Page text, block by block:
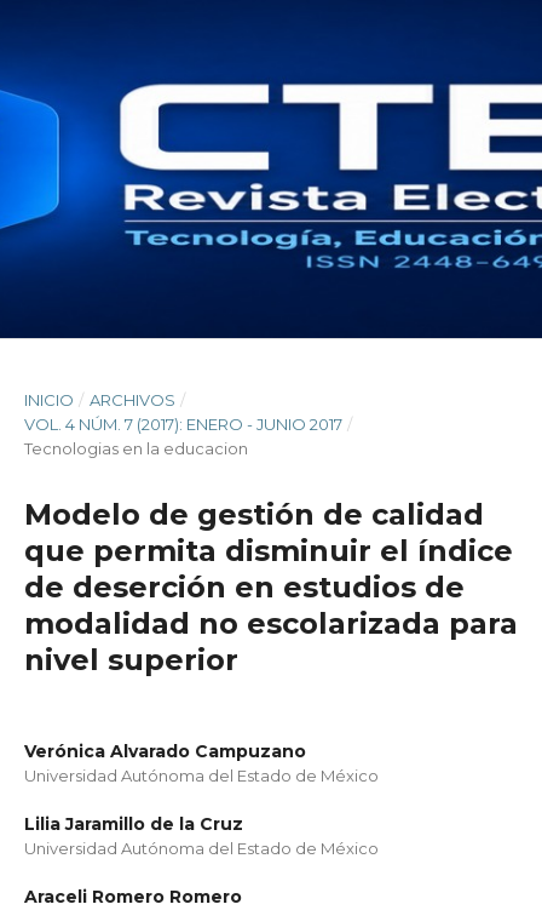
INICIO / ARCHIVOS /
VOL. 4 NÚM. 7 (2017): ENERO - JUNIO 2017 /
Tecnologias en la educacion
Modelo de gestión de calidad
que permita disminuir el índice
de deserción en estudios de
modalidad no escolarizada para
nivel superior
Verónica Alvarado Campuzano
Universidad Autónoma del Estado de México
Lilia Jaramillo de la Cruz
Universidad Autónoma del Estado de México
Araceli Romero Romero